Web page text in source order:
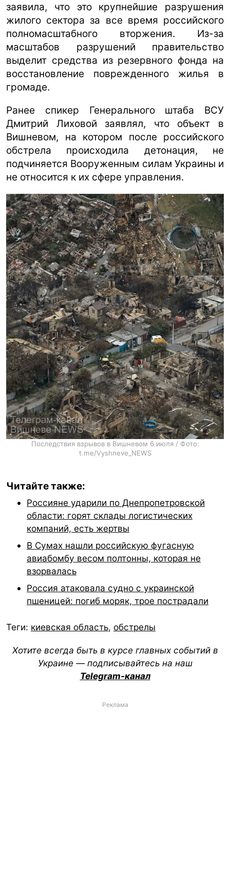
заявила, что это крупнейшие разрушения
жилого сектора за все время российского
полномасштабного вторжения. Из-за
масштабов разрушений правительство
выделит средства из резервного фонда на
восстановление поврежденного жилья в
громаде.
Ранее спикер Генерального штаба ВСУ
Дмитрий Лиховой заявлял, что объект в
Вишневом, на котором после российского
обстрела происходила детонация, не
подчиняется Вооруженным силам Украины и
не относится к их сфере управления.
Последствия взрывов в Вишневом 6 июля / Фото:
t.me/Vyshneve_NEWS
Читайте также:
Россияне ударили по Днепропетровской
области: горят склады логистических
компаний, есть жертвы
В Сумах нашли российскую фугасную
авиабомбу весом полтонны, которая не
взорвалась
Россия атаковала судно с украинской
пшеницей: погиб моряк, трое пострадали
Теги: киевская область, обстрелы
Хотите всегда быть в курсе главных событий в
Украине — подписывайтесь на наш
Telegram-канал
Реклама